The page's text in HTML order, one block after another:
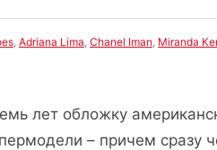
, Adriana Lima, Chanel Iman, Miranda
лет обложку
– причем сразу